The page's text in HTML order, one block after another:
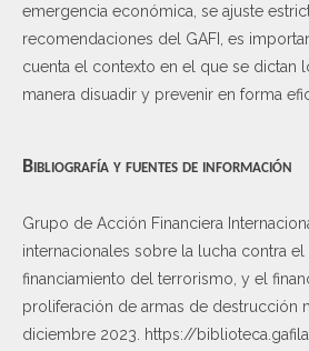
emergencia económica, se ajuste
recomendaciones del GAFI, es
cuenta el contexto en el que se dictan
manera disuadir y prevenir en forma
Bibliografía y fuentes de información
Grupo de Acción Financiera
internacionales sobre la lucha contra el
financiamiento del terrorismo, y el
proliferación de armas de destrucción
diciembre 2023. https://